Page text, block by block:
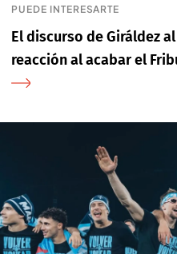
PUEDE INTERESARTE
El discurso de Giráldez
reacción al acabar el